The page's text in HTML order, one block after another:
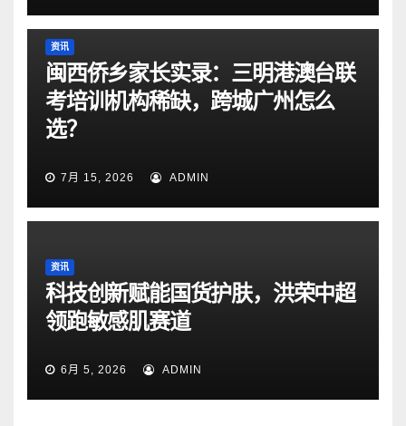
资讯
闽西侨乡家长实录：三明港澳台联
考培训机构稀缺，跨城广州怎么
选？
7月 15, 2026 ADMIN
资讯
科技创新赋能国货护肤，洪荣中超
领跑敏感肌赛道
6月 5, 2026 ADMIN